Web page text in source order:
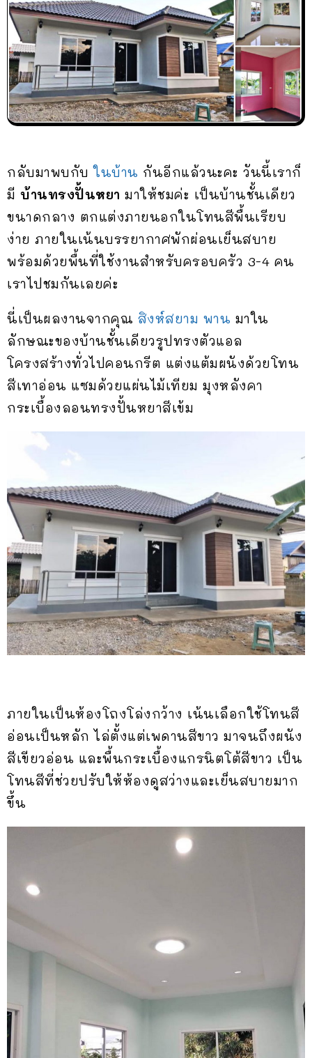
กลับมาพบกับในบ้าน กันอีกแล้วนะคะ วันนี้เราก็
มี บ้านทรงปั้นหยา มาให้ชมค่ะ เป็นบ้านชั้นเดียว
ขนาดกลาง ตกแต่งภายนอกในโทนสีพื้นเรียบ
ง่าย ภายในเน้นบรรยากาศพักผ่อนเย็นสบาย
พร้อมด้วยพื้นที่ใช้งานสำหรับครอบครัว 3-4 คน
เราไปชมกันเลยค่ะ
นี่เป็นผลงานจากคุณ สิงห์สยาม พาน มาใน
ลักษณะของบ้านชั้นเดียวรูปทรงตัวแอล
โครงสร้างทั่วไปคอนกรีต แต่งแต้มผนังด้วยโทน
สีเทาอ่อน แซมด้วยแผ่นไม้เทียม มุงหลังคา
กระเบื้องลอนทรงปั้นหยาสีเข้ม
ภายในเป็นห้องโถงโล่งกว้าง เน้นเลือกใช้โทนสี
อ่อนเป็นหลัก ไล่ตั้งแต่เพดานสีขาว มาจนถึงผนัง
สีเขียวอ่อน และพื้นกระเบื้องแกรนิตโต้สีขาว เป็น
โทนสีที่ช่วยปรับให้ห้องดูสว่างและเย็นสบายมาก
ขึ้น